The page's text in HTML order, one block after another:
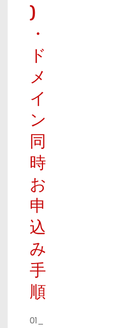
)
・
ド
メ
イ
ン
同
時
お
申
込
み
手
順
01_